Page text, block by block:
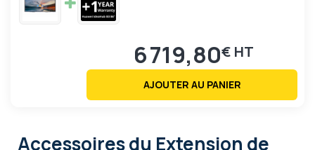
6 719,80€
AJOUTER AU PANIER
Accessoiresdu Extension de